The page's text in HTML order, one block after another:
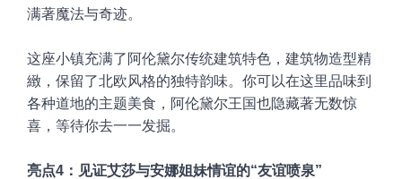
满著魔法与奇迹。
这座小镇充满了阿伦黛尔传统建筑特色，建筑物造型精
緻，保留了北欧风格的独特韵味。你可以在这里品味到
各种道地的主题美食，阿伦黛尔王国也隐藏著无数惊
喜，等待你去一一发掘。
亮点4：见证艾莎与安娜姐妹情谊的“友谊喷泉”